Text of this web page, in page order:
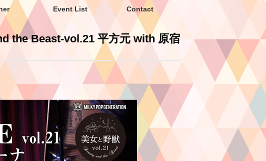
Event List Contact
the Beast-vol.21 平方元 with 原宿